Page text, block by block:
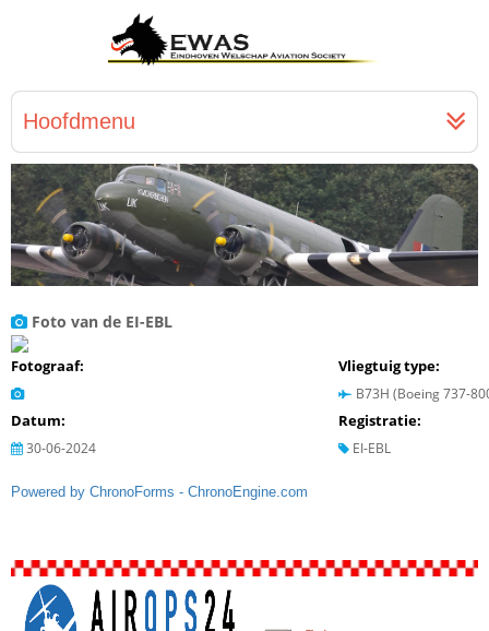
Hoofdmenu
Foto van de EI-EBL
Fotograaf: Vliegtuig type:
B73H (Boeing 737-
Datum: Registratie:
30-06-2024 EI-EBL
Powered by ChronoForms - ChronoEngine.com